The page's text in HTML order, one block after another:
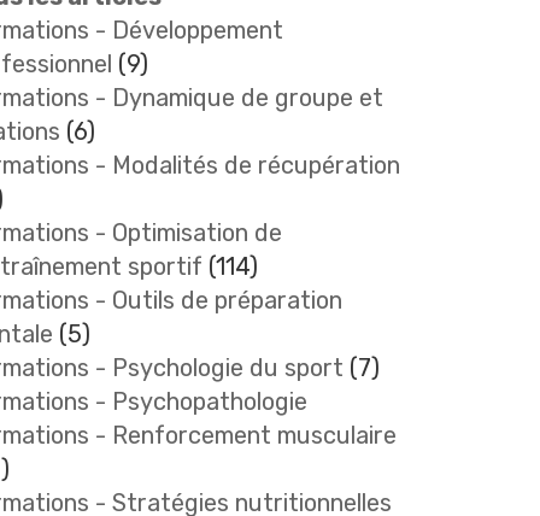
- Développement
(9)
- Dynamique de groupe et
(6)
- Modalités de récupération
- Optimisation de
sportif (114)
- Outils de préparation
(5)
- Psychologie du sport (7)
- Psychopathologie
- Renforcement musculaire
- Stratégies nutritionnelles